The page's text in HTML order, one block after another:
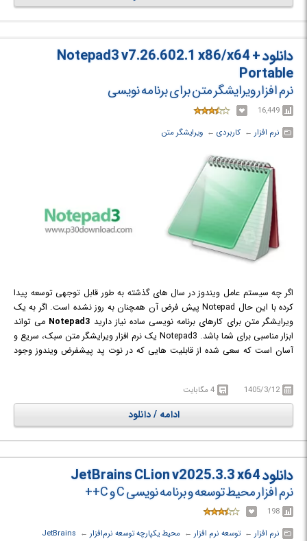
مخصوص به شرکت آی‌بی‌ام است، توسط مترجم گو پشتیبانی می‌شوند.
دانلود Notepad3 v7.26.602.1 x86/x64 +
Portable
نرم افزار ویرایشگر متن برای برنامه نویسی
16,449
نرم افزار ← ‏ کاربردی ← ‏ ویرایشگر متن
اگر چه سیستم عامل ویندوز در سال های گذشته به طور قابل توجهی توسعه پیدا
کرده با این حال Notepad پیش فرض آن همچنان به روز نشده است. اگر به یک
ویرایشگر متن برای کارهای برنامه نویسی ساده نیاز دارید Notepad3 می تواند
ابزار مناسبی برای شما باشد. Notepad3 یک نرم افزار ویرایشگر متن سبک، سریع و
آسان است که سعی شده از قابلیت هایی که در نوت پد پیشفرض ویندوز وجود
assembly language, AutoHotkey, AutoIt3, AviSynth, Bash, BAT, C, C++,
C#, CMake, CoffeeScript و ... پشتیبانی می کند.
1405/3/12 4 مگابایت
ادامه / دانلود
دانلود JetBrains CLion v2025.3.3 x64
نرم افزار محیط توسعه و برنامه نویسی C و C++
198
نرم افزار ← ‏توسعه نرم افزار ← ‏ محیط یکپارچه توسعه نرم‌افزار ← ‏
JetBrains